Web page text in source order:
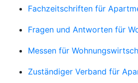
Fachzeitschriften für
Fragen und Antworten für
Messen für
Zuständiger Verband für